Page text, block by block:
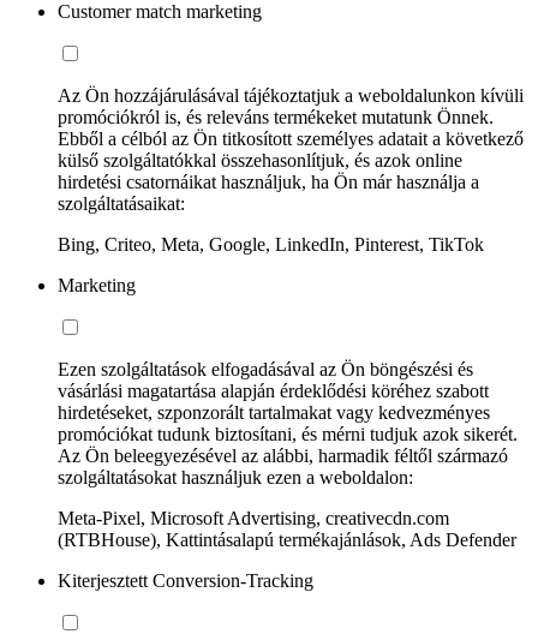
Customer match marketing
Az Ön hozzájárulásával tájékoztatjuk a weboldalunkon kívüli
promóciókról is, és releváns termékeket mutatunk Önnek.
Ebből a célból az Ön titkosított személyes adatait a következő
külső szolgáltatókkal összehasonlítjuk, és azok online
hirdetési csatornáikat használjuk, ha Ön már használja a
szolgáltatásaikat:
Bing, Criteo, Meta, Google, LinkedIn, Pinterest, TikTok
Marketing
Ezen szolgáltatások elfogadásával az Ön böngészési és
vásárlási magatartása alapján érdeklődési köréhez szabott
hirdetéseket, szponzorált tartalmakat vagy kedvezményes
promóciókat tudunk biztosítani, és mérni tudjuk azok sikerét.
Az Ön beleegyezésével az alábbi, harmadik féltől származó
szolgáltatásokat használjuk ezen a weboldalon:
Meta-Pixel, Microsoft Advertising, creativecdn.com
(RTBHouse), Kattintásalapú termékajánlások, Ads Defender
Kiterjesztett Conversion-Tracking